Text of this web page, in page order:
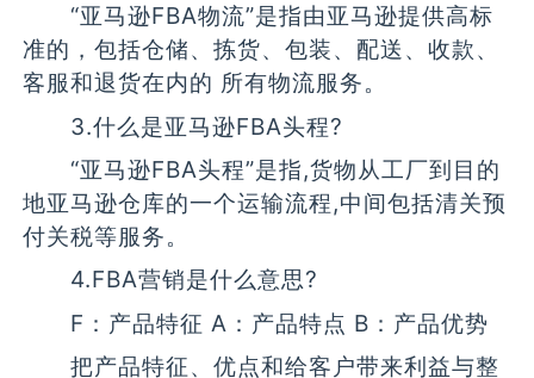
“亚马逊FBA物流”是指由亚马逊提供高标
准的，包括仓储、拣货、包装、配送、收款、
客服和退货在内的 所有物流服务。
3.什么是亚马逊FBA头程?
“亚马逊FBA头程”是指,货物从工厂到目的
地亚马逊仓库的一个运输流程,中间包括清关预
付关税等服务。
4.FBA营销是什么意思?
F：产品特征 A：产品特点 B：产品优势
把产品特征、优点和给客户带来利益与整